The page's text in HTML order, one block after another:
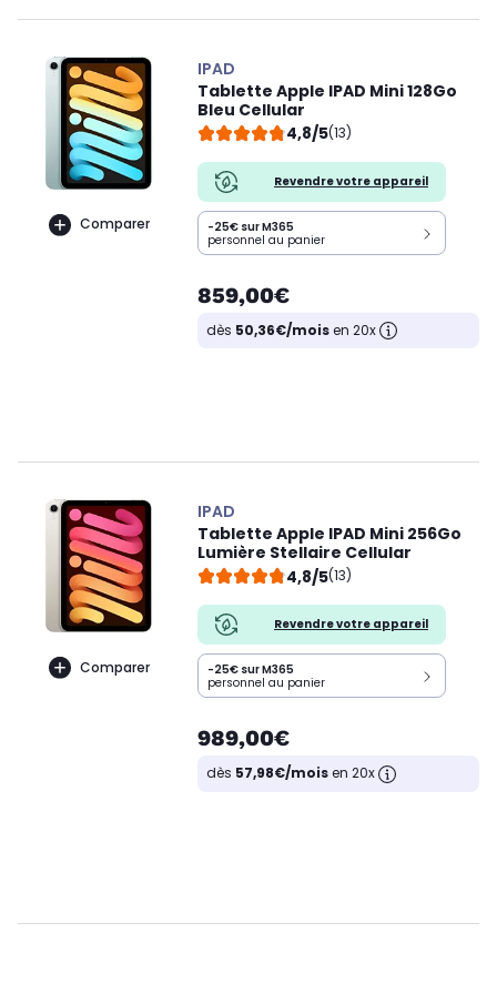
Comparer
IPAD
Tablette Apple IPAD Mini 128Go
Bleu Cellular
4,8/5(13)
Revendre votre appareil
-25€ sur M365
personnel au panier
859,00€
dès 50,36€/moisen 20x
Comparer
IPAD
Tablette Apple IPAD Mini 256Go
Lumière Stellaire Cellular
4,8/5(13)
Revendre votre appareil
-25€ sur M365
personnel au panier
989,00€
dès 57,98€/moisen 20x